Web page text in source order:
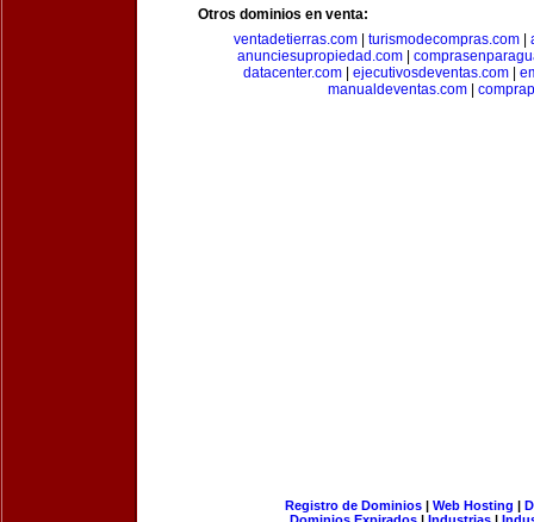
Otros dominios en venta:
ventadetierras.com
turismodecompras.com
anunciesupropiedad.com|
datacenter.com
ejecutivosdeventas.com
manualdeventas.com|
Registro de Dominios| Web Hosting |